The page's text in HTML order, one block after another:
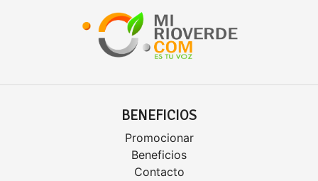
BENEFICIOS
Promocionar
Beneficios
Contacto